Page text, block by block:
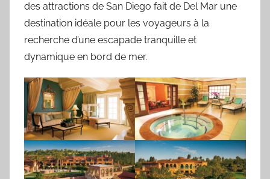
des attractions de San Diego fait de Del Mar une
destination idéale pour les voyageurs à la
recherche d’une escapade tranquille et
dynamique en bord de mer.